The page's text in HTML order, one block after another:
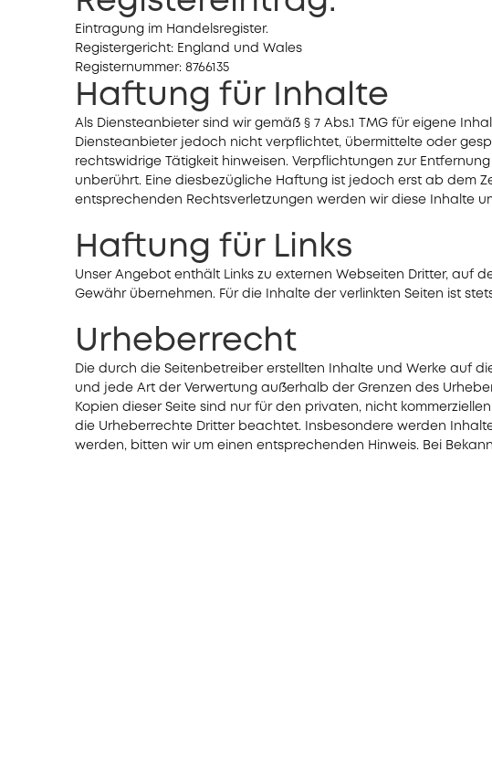
Eintragung im Handelsregister.
Registergericht: England und Wales
Registernummer: 8766135
Haftung für Inhalte
Als Diensteanbieter sind wir gemäß § 7 Abs.1 TMG für eigene
Diensteanbieter jedoch nicht verpflichtet, übermittelte oder
rechtswidrige Tätigkeit hinweisen. Verpflichtungen zur
unberührt. Eine diesbezügliche Haftung ist jedoch erst ab dem
entsprechenden Rechtsverletzungen werden wir diese Inhalte
Haftung für Links
Unser Angebot enthält Links zu externen Webseiten Dritter, auf
Gewähr übernehmen. Für die Inhalte der verlinkten Seiten ist
Urheberrecht
Die durch die Seitenbetreiber erstellten Inhalte und Werke auf
und jede Art der Verwertung außerhalb der Grenzen des
Kopien dieser Seite sind nur für den privaten, nicht
die Urheberrechte Dritter beachtet. Insbesondere werden
werden, bitten wir um einen entsprechenden Hinweis. Bei